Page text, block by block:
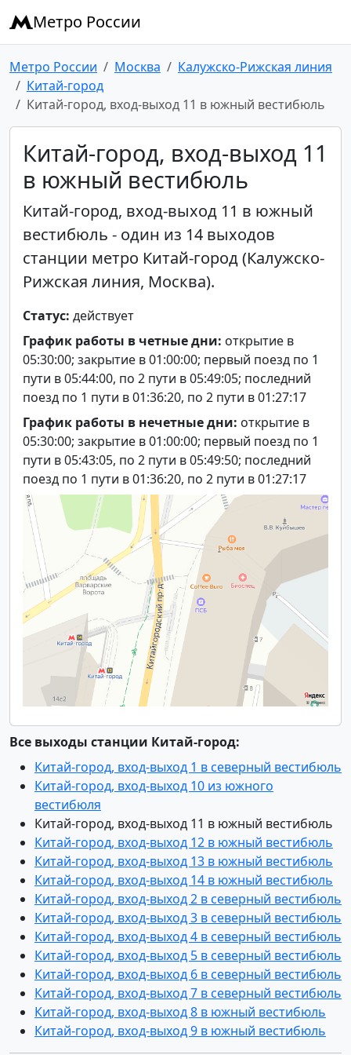
Метро России
Метро России Москва
Калужско-Рижская линия
Китай-город
Китай-город, вход-выход 11 в южный вестибюль
Китай-город, вход-выход 11
в южный вестибюль
Китай-город, вход-выход 11 в южный
вестибюль - один из 14 выходов
станции метро Китай-город (Калужско-
Рижская линия, Москва).
Статус: действует
График работы в четные дни: открытие в
05:30:00; закрытие в 01:00:00; первый поезд по 1
пути в 05:44:00, по 2 пути в 05:49:05; последний
поезд по 1 пути в 01:36:20, по 2 пути в 01:27:17
График работы в нечетные дни: открытие в
05:30:00; закрытие в 01:00:00; первый поезд по 1
пути в 05:43:05, по 2 пути в 05:49:50; последний
поезд по 1 пути в 01:36:20, по 2 пути в 01:27:17
Все выходы станции Китай-город:
Китай-город, вход-выход 1 в северный вестибюль
Китай-город, вход-выход 10 из южного
вестибюля
Китай-город, вход-выход 11 в южный вестибюль
Китай-город, вход-выход 12 в южный вестибюль
Китай-город, вход-выход 13 в южный вестибюль
Китай-город, вход-выход 14 в южный вестибюль
Китай-город, вход-выход 2 в северный вестибюль
Китай-город, вход-выход 3 в северный вестибюль
Китай-город, вход-выход 4 в северный вестибюль
Китай-город, вход-выход 5 в северный вестибюль
Китай-город, вход-выход 6 в северный вестибюль
Китай-город, вход-выход 7 в северный вестибюль
Китай-город, вход-выход 8 в южный вестибюль
Китай-город, вход-выход 9 в южный вестибюль